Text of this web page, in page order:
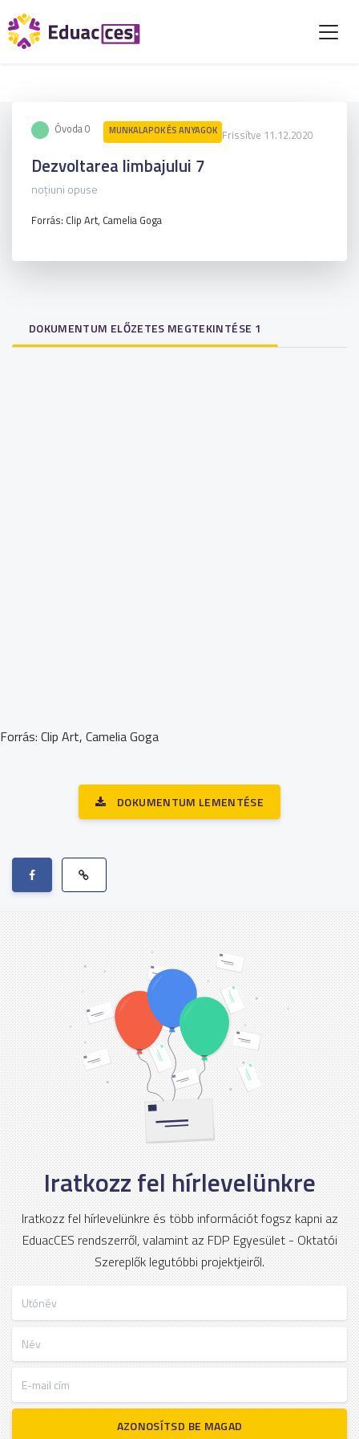
Óvoda 0 MUNKALAPOK ÉS ANYAGOK Frissítve 11.12.2020
Dezvoltarea limbajului 7
noțiuni opuse
Forrás: Clip Art, Camelia Goga
DOKUMENTUM ELŐZETES MEGTEKINTÉSE 1
Forrás: Clip Art, Camelia Goga
DOKUMENTUM LEMENTÉSE
Iratkozz fel hírlevelünkre
Iratkozz fel hírlevelünkre és több információt fogsz kapni az
EduacCES rendszerről, valamint az FDP Egyesület - Oktatói
Szereplők legutóbbi projektjeiről.
AZONOSÍTSD BE MAGAD